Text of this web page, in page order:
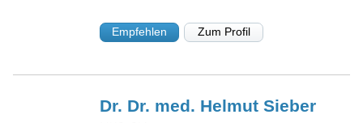
Empfehlen Zum Profil
Dr. Dr. med. HelmutSieber